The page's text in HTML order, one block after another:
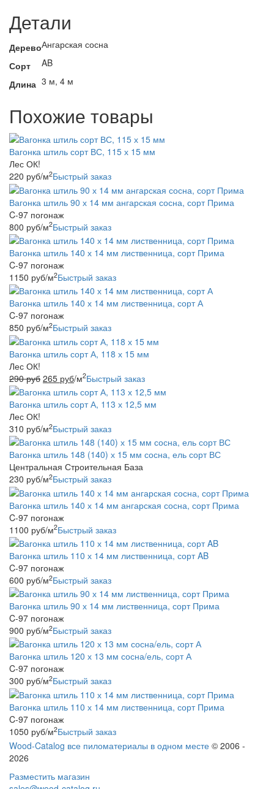
Детали
ДеревоАнгарская сосна
Сорт
AB
Длина 3 м, 4 м
Похожие товары
Вагонка штиль сорт ВС, 115 х 15 мм
Лес ОК!
220 руб/м2Быстрый заказ
Вагонка штиль 90 х 14 мм ангарская сосна, сорт Прима
C-97 погонаж
800 руб/м2Быстрый заказ
Вагонка штиль 140 х 14 мм лиственница, сорт Прима
C-97 погонаж
1150 руб/м2Быстрый заказ
Вагонка штиль 140 х 14 мм лиственница, сорт А
C-97 погонаж
850 руб/м2Быстрый заказ
Вагонка штиль сорт А, 118 х 15 мм
Лес ОК!
290руб 265 руб/м2Быстрый заказ
Вагонка штиль сорт А, 113 х 12,5 мм
Лес ОК!
310 руб/м2Быстрый заказ
Вагонка штиль 148 (140) х 15 мм сосна, ель сорт ВС
Центральная Строительная База
230 руб/м2Быстрый заказ
Вагонка штиль 140 х 14 мм ангарская сосна, сорт Прима
C-97 погонаж
1100 руб/м2Быстрый заказ
Вагонка штиль 110 х 14 мм лиственница, сорт AB
C-97 погонаж
600 руб/м2Быстрый заказ
Вагонка штиль 90 х 14 мм лиственница, сорт Прима
C-97 погонаж
900 руб/м2Быстрый заказ
Вагонка штиль 120 х 13 мм сосна/ель, сорт А
C-97 погонаж
300 руб/м2Быстрый заказ
Вагонка штиль 110 х 14 мм лиственница, сорт Прима
C-97 погонаж
1050 руб/м2Быстрый заказ
Wood-Catalog все пиломатериалы в одном месте © 2006 -
2026
Разместить магазин